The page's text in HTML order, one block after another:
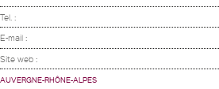
Tel. :
E-mail :
Site web :
AUVERGNE-RHÔNE-ALPES